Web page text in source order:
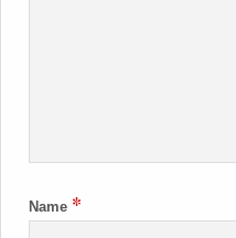
Name *